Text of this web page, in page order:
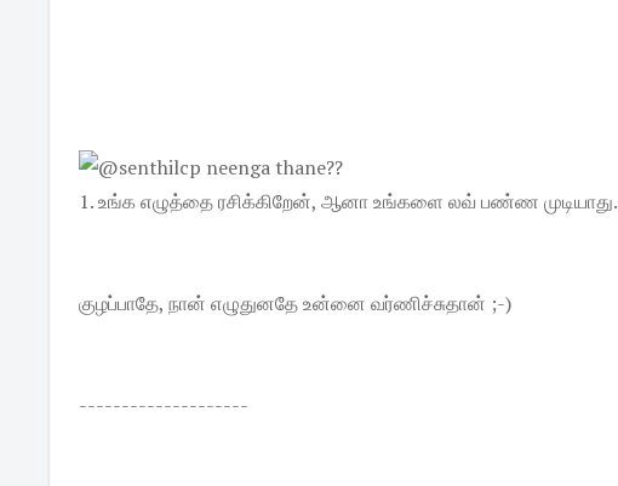
1. உங்க எழுத்தை ரசிக்கிறேன், ஆனா உங்களை லவ் பண்ண முடியாது.
குழப்பாதே, நான் எழுதுனதே உன்னை வர்ணிச்சுதான் ;-)
--------------------